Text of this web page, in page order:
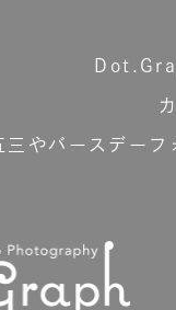
三やバースデーフ